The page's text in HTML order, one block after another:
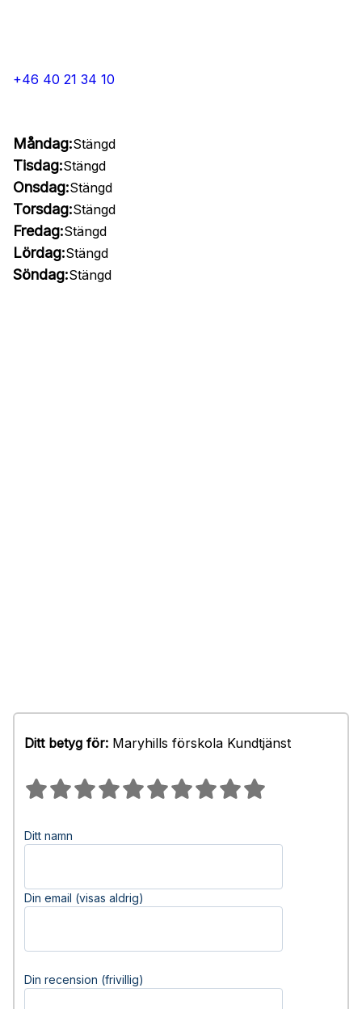
+46 40 21 34 10
Måndag:Stängd
Tisdag:Stängd
Onsdag:Stängd
Torsdag:Stängd
Fredag:Stängd
Lördag:Stängd
Söndag:Stängd
Ditt betyg för: Maryhills förskola Kundtjänst
Ditt namn
Din email (visas aldrig)
Din recension (frivillig)